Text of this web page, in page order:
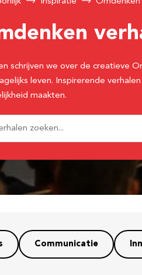
schrijven we over de creatieve
leven. Inspirerende
maakten.
Communicatie